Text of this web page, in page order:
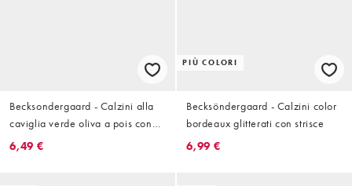
Becksondergaard - Calzini alla
caviglia verde oliva a pois con
volant
6,49 €
PIÙ COLORI
Becksöndergaard - Calzini color
bordeaux glitterati con strisce
6,99 €